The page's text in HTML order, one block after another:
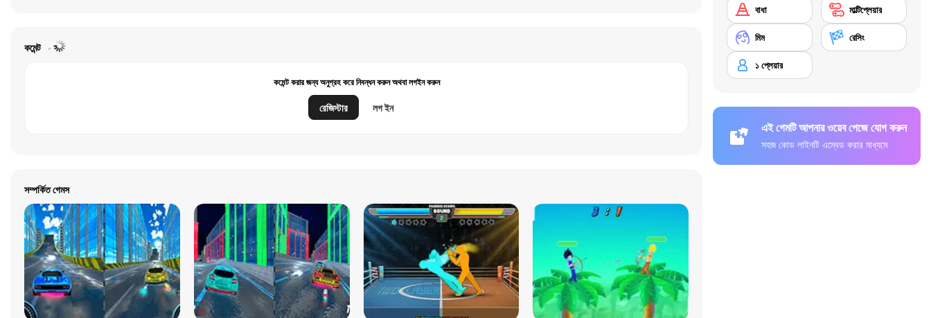
কমেন্ট
কমেন্ট করার জন্য অনুগ্রহ করে নিবন্ধন করুন অথবা লগইন করুন
রেজিস্টার লগ ইন
সম্পর্কিত গেমস
বাধা মাল্টিপ্লেয়ার
মিম রেসিং
১ প্লেয়ার
এই গেমটি আপনার ওয়েব পেজে যোগ করুন
সহজ কোড লাইনটি এম্বেড করার মাধ্যমে